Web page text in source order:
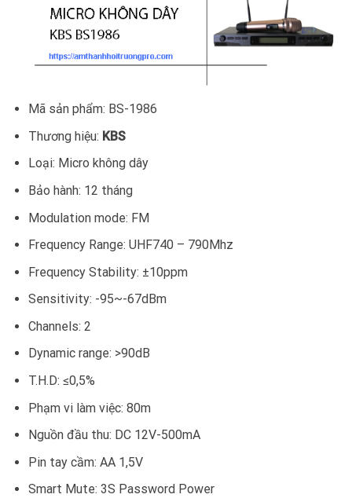
Mã sản phẩm: BS-1986
Thương hiệu: KBS
Loại: Micro không dây
Bảo hành: 12 tháng
Modulation mode: FM
Frequency Range: UHF740 – 790Mhz
Frequency Stability: ±10ppm
Sensitivity: -95~-67dBm
Channels: 2
Dynamic range: >90dB
T.H.D: ≤0,5%
Phạm vi làm việc: 80m
Nguồn đầu thu: DC 12V-500mA
Pin tay cầm: AA 1,5V
Smart Mute: 3S Password Power